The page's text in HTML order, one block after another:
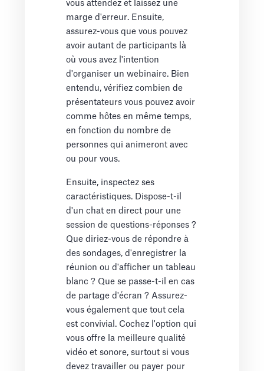
vous attendez et laissez une
marge d'erreur. Ensuite,
assurez-vous que vous pouvez
avoir autant de participants là
où vous avez l'intention
d'organiser un webinaire. Bien
entendu, vérifiez combien de
présentateurs vous pouvez avoir
comme hôtes en même temps,
en fonction du nombre de
personnes qui animeront avec
ou pour vous.
Ensuite, inspectez ses
caractéristiques. Dispose-t-il
d'un chat en direct pour une
session de questions-réponses ?
Que diriez-vous de répondre à
des sondages, d'enregistrer la
réunion ou d'afficher un tableau
blanc ? Que se passe-t-il en cas
de partage d'écran ? Assurez-
vous également que tout cela
est convivial. Cochez l'option qui
vous offre la meilleure qualité
vidéo et sonore, surtout si vous
devez travailler ou payer pour